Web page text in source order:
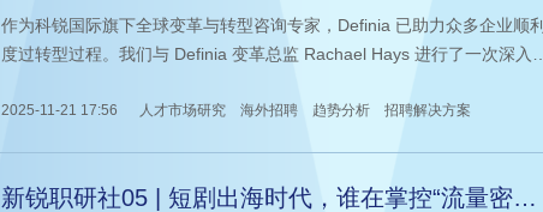
作为科锐国际旗下全球变革与转型咨询专家，Definia 已助力众多企业顺利
度过转型过程。我们与 Definia 变革总监 Rachael Hays 进行了一次深入交
化等转型变革的中国企业提供一些启发和借鉴。
2025-11-21 17:56 人才市场研究 海外招聘 趋势分析 招聘解决方案
新锐职研社05 | 短剧出海时代，谁在掌控“流量密